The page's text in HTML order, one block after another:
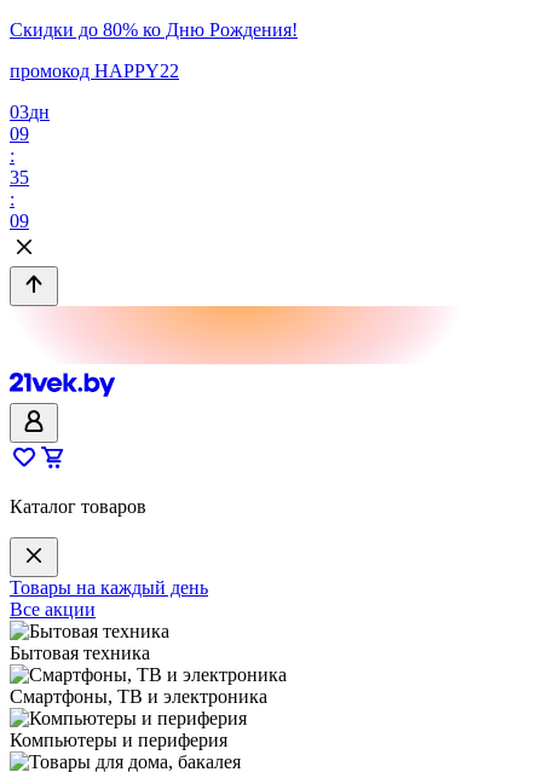
Скидки до 80% ко Дню Рождения!
промокод HAPPY22
03дн
09
:
35
:
09
Каталог товаров
Товары на каждый день
Все акции
Бытовая техника
Смартфоны, ТВ и электроника
Компьютеры и периферия